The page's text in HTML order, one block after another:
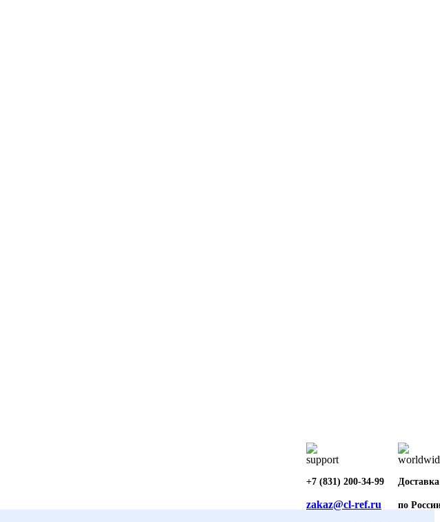
+7 (831) 200-34-99
zakaz@cl-ref.ru
Доставка
по